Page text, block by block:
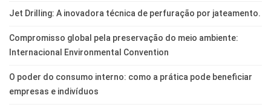
Jet Drilling: A inovadora técnica de perfuração por jateamento.
Compromisso global pela preservação do meio ambiente:
Internacional Environmental Convention
O poder do consumo interno: como a prática pode beneficiar
empresas e indivíduos